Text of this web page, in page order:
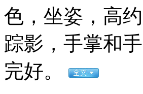
LV集团CEO被指为逃税申请双
山西运城恶犬咬伤多人 警民合力
色，坐姿，高
踪影，手掌和
完好。